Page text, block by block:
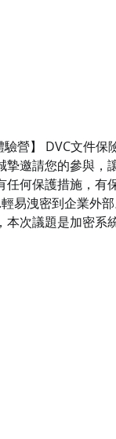
驗營】 DVC文件
邀請您的參與，
何保護措施，
易洩密到企業外
次議題是加密系